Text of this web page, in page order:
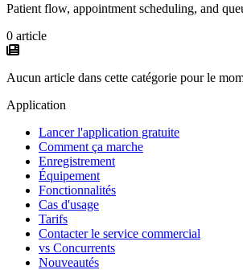
Patient flow, appointment scheduling, and
0 article
Aucun article dans cette catégorie pour le
Application
Lancer l'application gratuite
Comment ça marche
Enregistrement
Équipement
Fonctionnalités
Cas d'usage
Tarifs
Contacter le service commercial
vs Concurrents
Nouveautés